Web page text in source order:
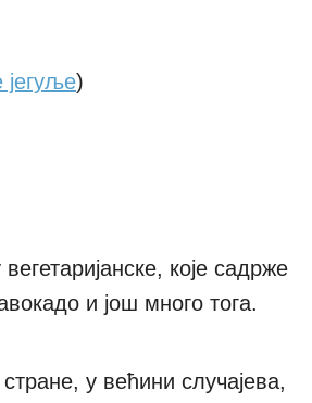
)
које садрже
и још много тога.
у већини случајева,